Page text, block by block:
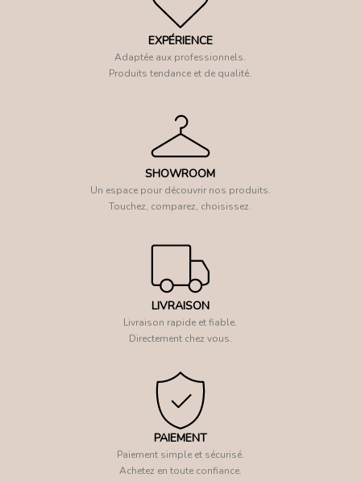
EXPÉRIENCE
Adaptée aux professionnels.
Produits tendance et de qualité.
SHOWROOM
Un espace pour découvrir nos produits.
Touchez, comparez, choisissez.
LIVRAISON
Livraison rapide et fiable.
Directement chez vous.
PAIEMENT
Paiement simple et sécurisé.
Achetez en toute confiance.